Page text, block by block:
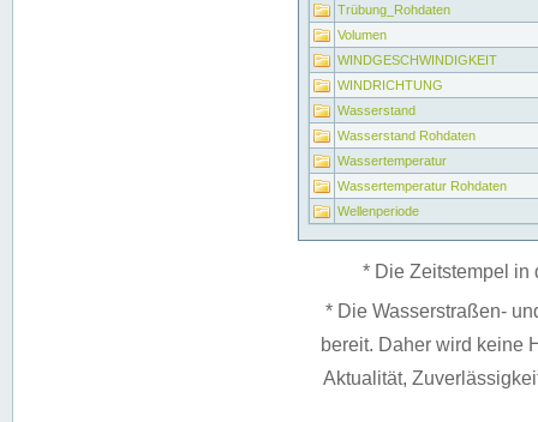
Trübung_Rohdaten
Volumen
WINDGESCHWINDIGKEIT
WINDRICHTUNG
Wasserstand
Wasserstand Rohdaten
Wassertemperatur
Wassertemperatur Rohdaten
Wellenperiode
* Die Zeitstempel in
* Die Wasserstraßen-
bereit. Daher wird keine
Aktualität,